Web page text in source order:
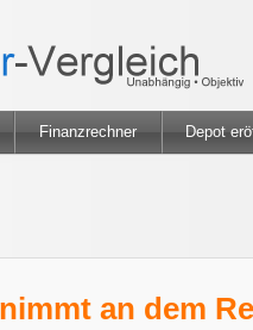
Finanzrechner Depot
an dem